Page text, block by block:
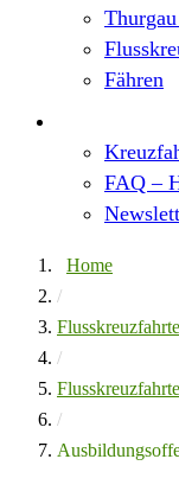
Fähren
FAQ –
Home
/
/
/